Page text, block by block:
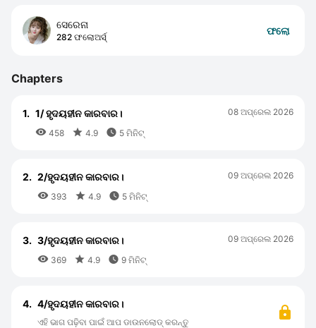
ସେରେନା
282 ଫଲୋଅର୍ସ୍
ଫଲୋ
Chapters
1. 1/ ହୃଦୟହୀନ କାରବାର।
 458  4.9  5 ମିନିଟ୍
08 ଅପ୍ରେଲ 2026
2. 2/ହୃଦୟହୀନ କାରବାର।
 393  4.9  5 ମିନିଟ୍
09 ଅପ୍ରେଲ 2026
3. 3/ହୃଦୟହୀନ କାରବାର।
 369  4.9  9 ମିନିଟ୍
09 ଅପ୍ରେଲ 2026
4. 4/ହୃଦୟହୀନ କାରବାର।
ଏହି ଭାଗ ପଢ଼ିବା ପାଇଁ ଆପ ଡାଉନଲୋଡ୍ କରନ୍ତୁ